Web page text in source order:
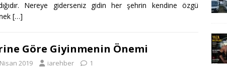
Nereye giderseniz gidin her şehrin kendine özgü
[…]
Göre Giyinmenin Önemi
2019 iarehber 1